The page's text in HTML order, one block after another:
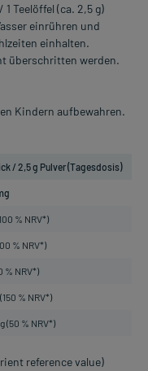
Teelöffel (ca. 2,5 g)
einrühren und
einhalten.
überschritten werden.
Kindern aufbewahren.
/ 2,5 g Pulver (Tagesdosis)
% NRV*)
% NRV*)
% NRV*)
% NRV*)
(50 % NRV*)
reference value)